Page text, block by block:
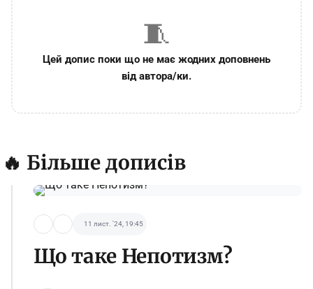
🧵
Цей допис поки що не має жодних доповнень
від автора/ки.
🔥 Більше дописів
11 лист. '24, 19:45
Що таке Непотизм?